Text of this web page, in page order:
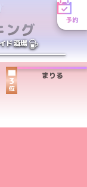
予約
ド酒場
ング
3
位
まりる
ウント
ウント公式アカウント
Facebook公式アカウン
ーみんYouTube公式アカ